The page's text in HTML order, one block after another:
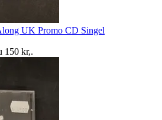
UK Promo CD Singel
150 kr,.